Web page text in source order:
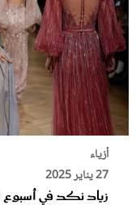
أزياء
27 يناير 2025
زياد نكد في أسبوع